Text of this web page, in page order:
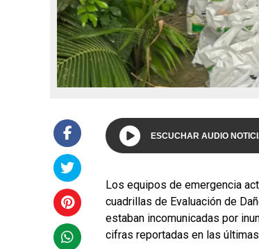
ESCUCHAR AUDIO
Los equipos de emergencia
cuadrillas de Evaluación de
estaban incomunicadas por
cifras reportadas en las